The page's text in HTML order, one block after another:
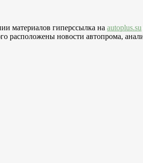
материалов гиперссылка на autoplus.su
расположены новости автопрома,